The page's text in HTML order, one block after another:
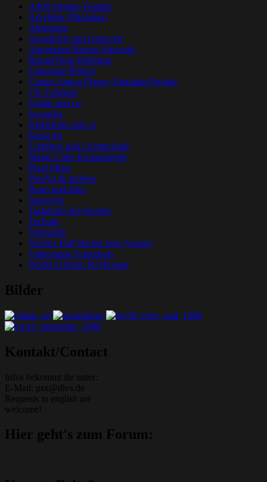
A400 Design-Tastatur
Acrylglas (Plexiglas)
Allgemein
ArcadeArt und GameArt
Automaten Bartop Artworks
BurgerTime-Hellomat
Colorcase-Project
Cortex Amiga Floppy Emulator Projekt
CX-Gehäuse
Grafik und co
Joysticks
Klebefolie und co
Kung Fu
Lightbox und Lichttechnik
Magic Cube Kunstprojekt
Pixel Plops
PopArt & anderes
Retro und altes
SpaceArt
Tastaturen Keyboards
Technik
Telespiele
Vectrex Full Sticker Sets (wraps)
Videogame Schnipsels
World of Retro Keyboards
Bilder
Kontakt/Contact
Infos bekommt ihr unter:
E-Mail: psx@dlvs.de
Requests in english are
welcome!
Hier geht's zum Forum: